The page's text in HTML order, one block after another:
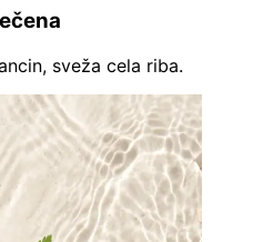
sveža cela riba.